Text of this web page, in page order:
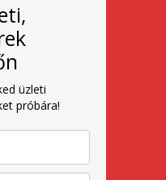
üzleti
próbára!